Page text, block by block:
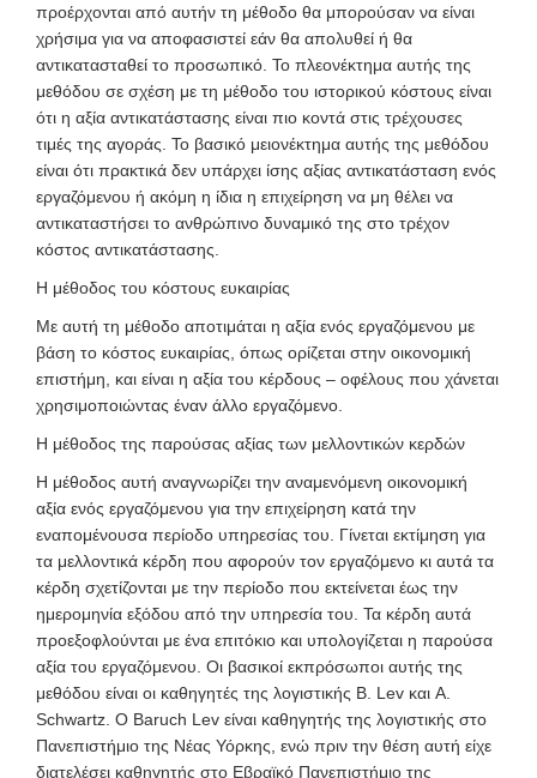
προέρχονται από αυτήν τη μέθοδο θα μπορούσαν να είναι
χρήσιμα για να αποφασιστεί εάν θα απολυθεί ή θα
αντικατασταθεί το προσωπικό. Το πλεονέκτημα αυτής της
μεθόδου σε σχέση με τη μέθοδο του ιστορικού κόστους είναι
ότι η αξία αντικατάστασης είναι πιο κοντά στις τρέχουσες
τιμές της αγοράς. Το βασικό μειονέκτημα αυτής της μεθόδου
είναι ότι πρακτικά δεν υπάρχει ίσης αξίας αντικατάσταση ενός
εργαζόμενου ή ακόμη η ίδια η επιχείρηση να μη θέλει να
αντικαταστήσει το ανθρώπινο δυναμικό της στο τρέχον
κόστος αντικατάστασης.
Η μέθοδος του κόστους ευκαιρίας
Με αυτή τη μέθοδο αποτιμάται η αξία ενός εργαζόμενου με
βάση το κόστος ευκαιρίας, όπως ορίζεται στην οικονομική
επιστήμη, και είναι η αξία του κέρδους – οφέλους που χάνεται
χρησιμοποιώντας έναν άλλο εργαζόμενο.
Η μέθοδος της παρούσας αξίας των μελλοντικών κερδών
Η μέθοδος αυτή αναγνωρίζει την αναμενόμενη οικονομική
αξία ενός εργαζόμενου για την επιχείρηση κατά την
εναπομένουσα περίοδο υπηρεσίας του. Γίνεται εκτίμηση για
τα μελλοντικά κέρδη που αφορούν τον εργαζόμενο κι αυτά τα
κέρδη σχετίζονται με την περίοδο που εκτείνεται έως την
ημερομηνία εξόδου από την υπηρεσία του. Τα κέρδη αυτά
προεξοφλούνται με ένα επιτόκιο και υπολογίζεται η παρούσα
αξία του εργαζόμενου. Οι βασικοί εκπρόσωποι αυτής της
μεθόδου είναι οι καθηγητές της λογιστικής B. Lev και A.
Schwartz. Ο Baruch Lev είναι καθηγητής της λογιστικής στο
Πανεπιστήμιο της Νέας Υόρκης, ενώ πριν την θέση αυτή είχε
διατελέσει καθηγητής στο Εβραϊκό Πανεπιστήμιο της